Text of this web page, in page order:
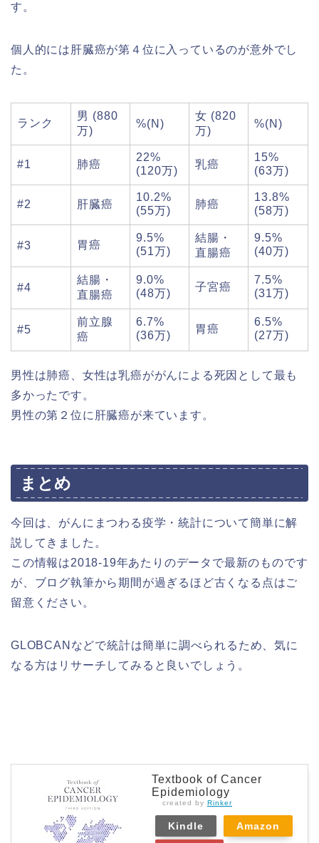
す。
個人的には肝臓癌が第４位に入っているのが意外でし
た。
ランク
男 (880
万)
%(N)
女 (820
万)
%(N)
#1 肺癌
22%
(120万)
乳癌
15%
(63万)
#2 肝臓癌
10.2%
(55万)
肺癌
13.8%
(58万)
#3 胃癌
9.5%
(51万)
結腸・
直腸癌
9.5%
(40万)
#4
結腸・
直腸癌
9.0%
(48万)
子宮癌
7.5%
(31万)
#5
前立腺
癌
6.7%
(36万)
胃癌
6.5%
(27万)
男性は肺癌、女性は乳癌ががんによる死因として最も
多かったです。
男性の第２位に肝臓癌が来ています。
まとめ
今回は、がんにまつわる疫学・統計について簡単に解
説してきました。
この情報は2018-19年あたりのデータで最新のものです
が、ブログ執筆から期間が過ぎるほど古くなる点はご
留意ください。
GLOBCANなどで統計は簡単に調べられるため、気に
なる方はリサーチしてみると良いでしょう。
Textbook of Cancer
Epidemiology
created by Rinker
Kindle Amazon